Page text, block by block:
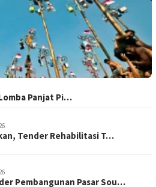
Panjat Pi…
Tender Rehabilitasi T…
Pembangunan Pasar Sou…